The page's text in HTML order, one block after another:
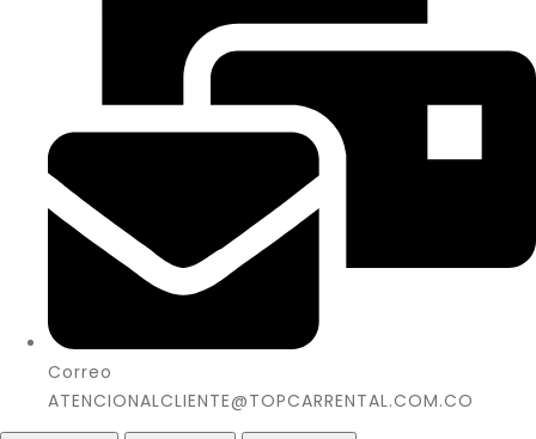
Correo
ATENCIONALCLIENTE@TOPCARRENTAL.COM.CO